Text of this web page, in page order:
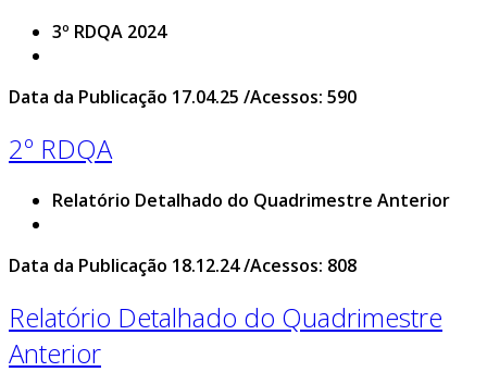
3º RDQA 2024
Data da Publicação 17.04.25 /Acessos: 590
2º RDQA
Relatório Detalhado do Quadrimestre Anterior
Data da Publicação 18.12.24 /Acessos: 808
Relatório Detalhado do Quadrimestre
Anterior